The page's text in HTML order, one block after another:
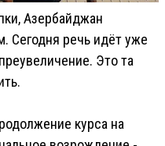
Азербайджан
Сегодня речь идёт уже
Это та
курса на